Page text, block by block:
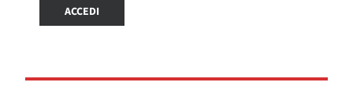
ACCEDI